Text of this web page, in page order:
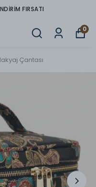
FIRSATI
0
Çantası